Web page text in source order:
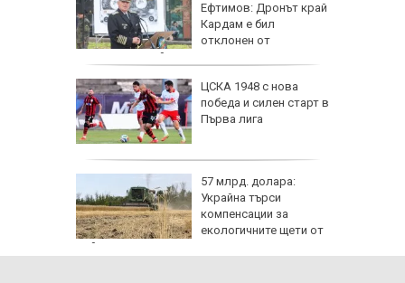
Ефтимов: Дронът край
Кардам е бил
отклонен от
електронна война
ЦСКА 1948 с нова
победа и силен старт в
Първа лига
57 млрд. долара:
Украйна търси
компенсации за
екологичните щети от
войната